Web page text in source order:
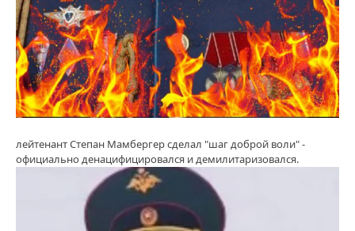
лейтенант Степан Мамбергер сделал "шаг доброй воли" -
официально денацифицировался и демилитаризовался.